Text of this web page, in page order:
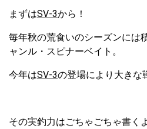
まずはSV-3から！
毎年秋の荒食いのシーズンには
ャンル・スピナーベイト。
今年はSV-3の登場により大きな
その実釣力はごちゃごちゃ書く